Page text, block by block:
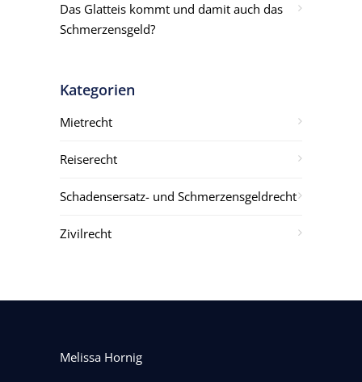
Das Glatteis kommt und damit auch das
Schmerzensgeld?
Kategorien
Mietrecht
Reiserecht
Schadensersatz- und Schmerzensgeldrecht
Zivilrecht
Melissa Hornig